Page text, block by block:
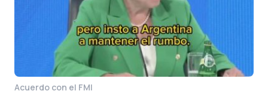
Acuerdo con el FMI